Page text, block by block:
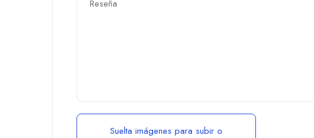
Suelta imágenes para subir o